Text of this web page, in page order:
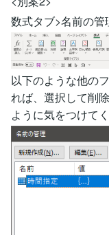
数式タブ>名前の管
以下のような他の
れば、選択して削
ように気をつけて